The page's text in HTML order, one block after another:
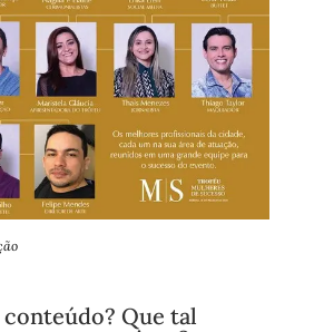
conteúdo? Que tal